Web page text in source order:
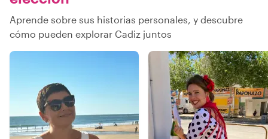
Aprende sobre sus historias personales, y descubre
cómo pueden explorar Cadiz juntos